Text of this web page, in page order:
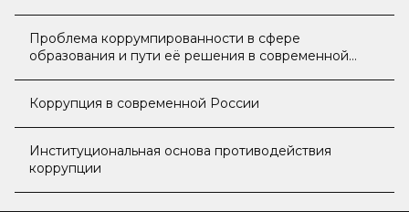
Проблема коррумпированности в сфере
образования и пути её решения в современной
Коррупция в современной России
Институциональная основа противодействия
коррупции